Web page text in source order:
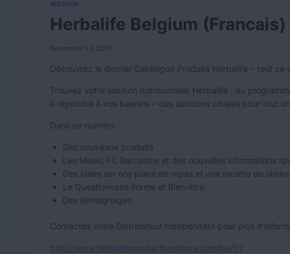
BELGIUM
Herbalife Belgium (Francais)
December 13, 2011
Découvrez le dernier Catalogue Produits Herbalife – tout
Trouvez votre solution nutritionnelle Herbalife : du
à répondre à vos besoins – des solutions ciblées pour tout
Dans ce numéro:
Des nouveaux produits
Leo Messi, FC Barcelone et des nouvelles informations
Des idées sur nos plans de repas et une recette de shake
Le Questionnaire Forme et Bien-être
Des témoignages
Contactez votre Distributeur Indépendant pour plus
http://www.herbalifeproductbrochure.com/be/fr/